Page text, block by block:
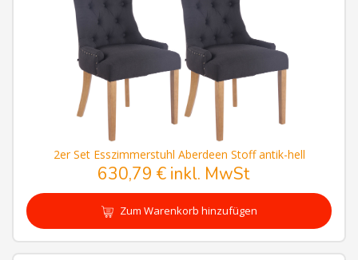
2er Set Esszimmerstuhl Aberdeen Stoff antik-hell
630,79 € inkl. MwSt
Zum Warenkorb hinzufügen